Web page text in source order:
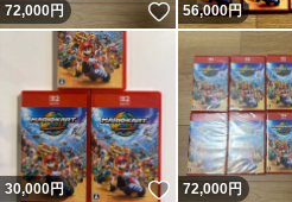
72,000円 いいね！
56,000円
30,000円 いいね！
72,000円